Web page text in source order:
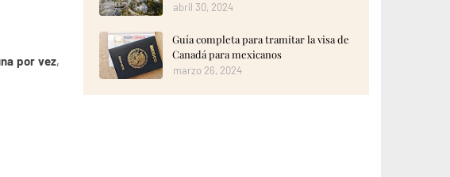
por vez,
abril 30, 2024
Guía completa para tramitar la visa de
Canadá para mexicanos
marzo 26, 2024